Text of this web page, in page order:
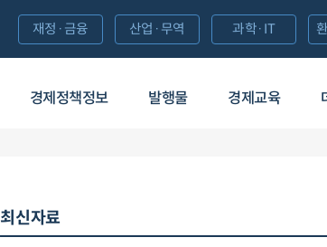
경제정책정보 발행물 경제교육
재정·금융 산업·무역 과학·IT
최신자료